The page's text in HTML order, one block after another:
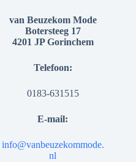
van Beuzekom Mode
Botersteeg 17
4201 JP Gorinchem
Telefoon:
0183-631515
E-mail:
info@vanbeuzekommode.
nl